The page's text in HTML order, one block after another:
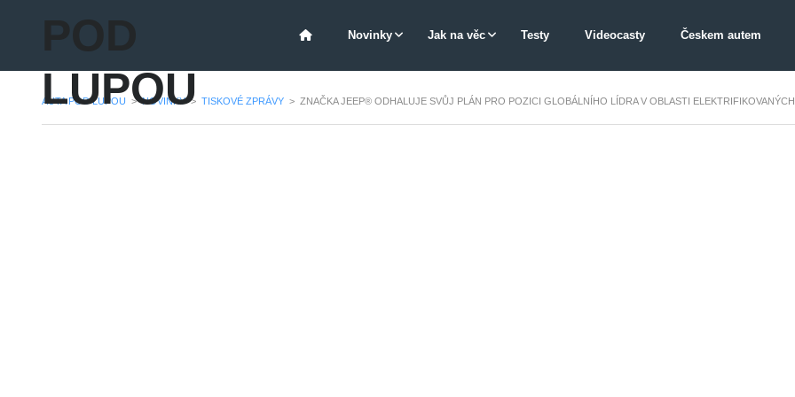
POD
LUPOU
Novinky Jak na věc Testy Videocasty Českem autem
AUTA POD LUPOU > NOVINKY > TISKOVÉ ZPRÁVY > ZNAČKA JEEP® ODHALUJE SVŮJ PLÁN PRO POZICI GLOBÁLNÍHO LÍDRA V OBLASTI